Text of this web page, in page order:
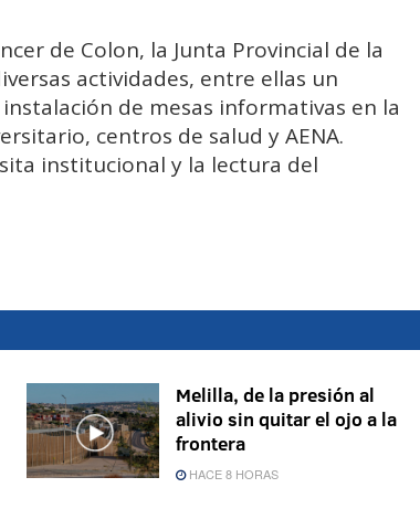
de Colon, la Junta Provincial de la
actividades, entre ellas un
de mesas informativas en la
centros de salud y AENA.
institucional y la lectura del
Melilla, de la presión al
alivio sin quitar el ojo a la
frontera
HACE 8 HORAS